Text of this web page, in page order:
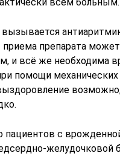
вызывается
приема препарата
и всё же необходима
помощи механических
пациентов с
желудочковой